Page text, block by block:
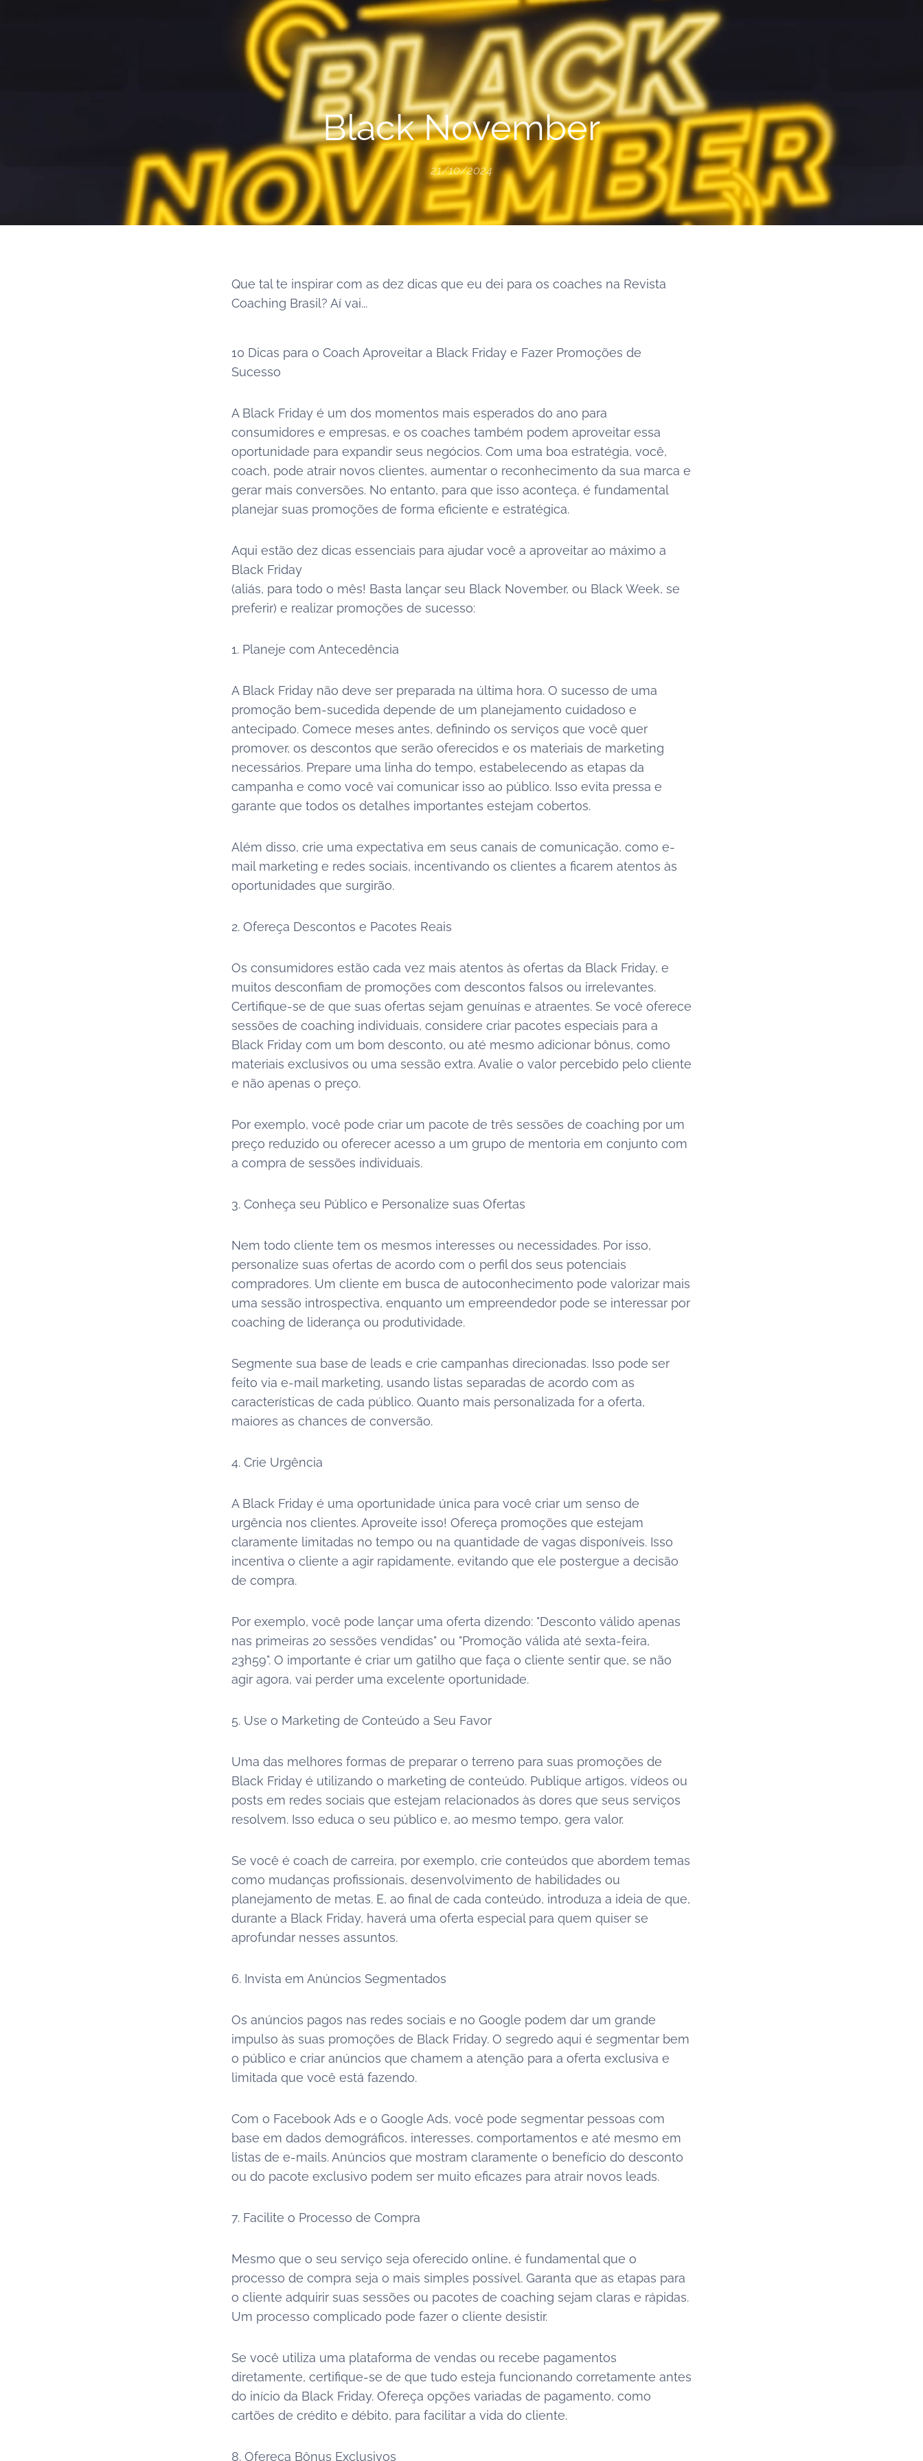
Black November
21/10/2024
Que tal te inspirar com as dez dicas que eu dei para os coaches na Revista
Coaching Brasil? Aí vai...
10 Dicas para o Coach Aproveitar a Black Friday e Fazer Promoções de
Sucesso
A Black Friday é um dos momentos mais esperados do ano para
consumidores e empresas, e os coaches também podem aproveitar essa
oportunidade para expandir seus negócios. Com uma boa estratégia, você,
coach, pode atrair novos clientes, aumentar o reconhecimento da sua marca e
gerar mais conversões. No entanto, para que isso aconteça, é fundamental
planejar suas promoções de forma eficiente e estratégica.
Aqui estão dez dicas essenciais para ajudar você a aproveitar ao máximo a
Black Friday
(aliás, para todo o mês! Basta lançar seu Black November, ou Black Week, se
preferir) e realizar promoções de sucesso:
1. Planeje com Antecedência
A Black Friday não deve ser preparada na última hora. O sucesso de uma
promoção bem-sucedida depende de um planejamento cuidadoso e
antecipado. Comece meses antes, definindo os serviços que você quer
promover, os descontos que serão oferecidos e os materiais de marketing
necessários. Prepare uma linha do tempo, estabelecendo as etapas da
campanha e como você vai comunicar isso ao público. Isso evita pressa e
garante que todos os detalhes importantes estejam cobertos.
Além disso, crie uma expectativa em seus canais de comunicação, como e-
mail marketing e redes sociais, incentivando os clientes a ficarem atentos às
oportunidades que surgirão.
2. Ofereça Descontos e Pacotes Reais
Os consumidores estão cada vez mais atentos às ofertas da Black Friday, e
muitos desconfiam de promoções com descontos falsos ou irrelevantes.
Certifique-se de que suas ofertas sejam genuínas e atraentes. Se você oferece
sessões de coaching individuais, considere criar pacotes especiais para a
Black Friday com um bom desconto, ou até mesmo adicionar bônus, como
materiais exclusivos ou uma sessão extra. Avalie o valor percebido pelo cliente
e não apenas o preço.
Por exemplo, você pode criar um pacote de três sessões de coaching por um
preço reduzido ou oferecer acesso a um grupo de mentoria em conjunto com
a compra de sessões individuais.
3. Conheça seu Público e Personalize suas Ofertas
Nem todo cliente tem os mesmos interesses ou necessidades. Por isso,
personalize suas ofertas de acordo com o perfil dos seus potenciais
compradores. Um cliente em busca de autoconhecimento pode valorizar mais
uma sessão introspectiva, enquanto um empreendedor pode se interessar por
coaching de liderança ou produtividade.
Segmente sua base de leads e crie campanhas direcionadas. Isso pode ser
feito via e-mail marketing, usando listas separadas de acordo com as
características de cada público. Quanto mais personalizada for a oferta,
maiores as chances de conversão.
4. Crie Urgência
A Black Friday é uma oportunidade única para você criar um senso de
urgência nos clientes. Aproveite isso! Ofereça promoções que estejam
claramente limitadas no tempo ou na quantidade de vagas disponíveis. Isso
incentiva o cliente a agir rapidamente, evitando que ele postergue a decisão
de compra.
Por exemplo, você pode lançar uma oferta dizendo: "Desconto válido apenas
nas primeiras 20 sessões vendidas" ou "Promoção válida até sexta-feira,
23h59". O importante é criar um gatilho que faça o cliente sentir que, se não
agir agora, vai perder uma excelente oportunidade.
5. Use o Marketing de Conteúdo a Seu Favor
Uma das melhores formas de preparar o terreno para suas promoções de
Black Friday é utilizando o marketing de conteúdo. Publique artigos, vídeos ou
posts em redes sociais que estejam relacionados às dores que seus serviços
resolvem. Isso educa o seu público e, ao mesmo tempo, gera valor.
Se você é coach de carreira, por exemplo, crie conteúdos que abordem temas
como mudanças profissionais, desenvolvimento de habilidades ou
planejamento de metas. E, ao final de cada conteúdo, introduza a ideia de que,
durante a Black Friday, haverá uma oferta especial para quem quiser se
aprofundar nesses assuntos.
6. Invista em Anúncios Segmentados
Os anúncios pagos nas redes sociais e no Google podem dar um grande
impulso às suas promoções de Black Friday. O segredo aqui é segmentar bem
o público e criar anúncios que chamem a atenção para a oferta exclusiva e
limitada que você está fazendo.
Com o Facebook Ads e o Google Ads, você pode segmentar pessoas com
base em dados demográficos, interesses, comportamentos e até mesmo em
listas de e-mails. Anúncios que mostram claramente o benefício do desconto
ou do pacote exclusivo podem ser muito eficazes para atrair novos leads.
7. Facilite o Processo de Compra
Mesmo que o seu serviço seja oferecido online, é fundamental que o
processo de compra seja o mais simples possível. Garanta que as etapas para
o cliente adquirir suas sessões ou pacotes de coaching sejam claras e rápidas.
Um processo complicado pode fazer o cliente desistir.
Se você utiliza uma plataforma de vendas ou recebe pagamentos
diretamente, certifique-se de que tudo esteja funcionando corretamente antes
do início da Black Friday. Ofereça opções variadas de pagamento, como
cartões de crédito e débito, para facilitar a vida do cliente.
8. Ofereça Bônus Exclusivos